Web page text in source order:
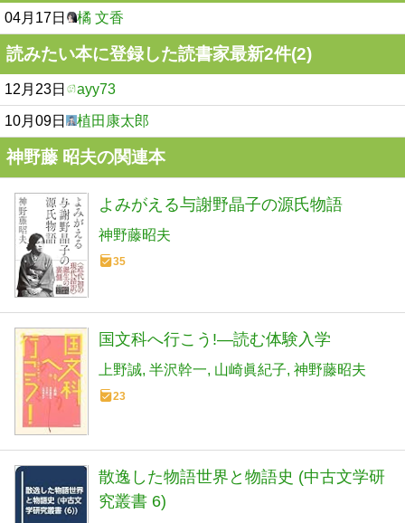
04月17日 橘 文香
読みたい本に登録した読書家最新2件(2)
12月23日 ayy73
10月09日 植田康太郎
神野藤 昭夫の関連本
よみがえる与謝野晶子の源氏物語
神野藤昭夫
35
国文科へ行こう!―読む体験入学
上野誠 半沢幹一 山崎眞紀子 神野藤昭夫
23
散逸した物語世界と物語史 (中古文学研
究叢書 6)